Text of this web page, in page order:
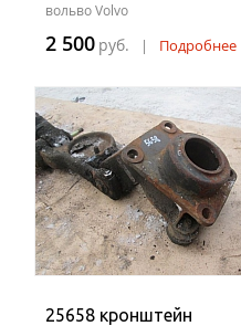
вольво Volvo
2 500 руб. | Подробнее
25658 кронштейн